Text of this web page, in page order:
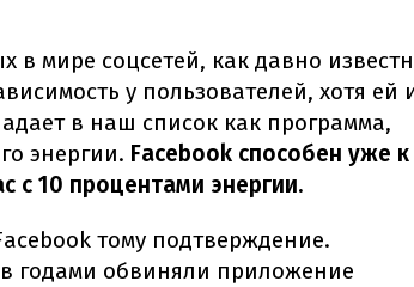
в мире соцсетей, как давно
у пользователей, хотя ей
в наш список как программа,
энергии. Facebook способен уже к
с 10 процентами энергии.
тому подтверждение.
годами обвиняли приложение